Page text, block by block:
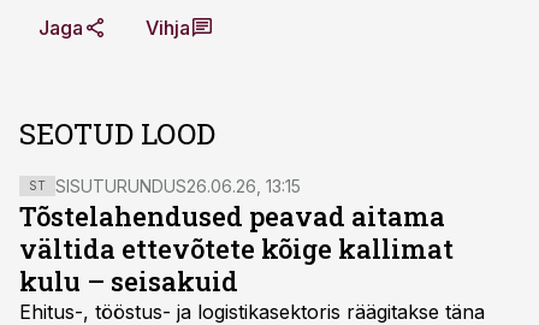
Jaga Vihja
SEOTUD LOOD
ST SISUTURUNDUS26.06.26, 13:15
Tõstelahendused peavad aitama
vältida ettevõtete kõige kallimat
kulu – seisakuid
Ehitus-, tööstus- ja logistikasektoris räägitakse täna